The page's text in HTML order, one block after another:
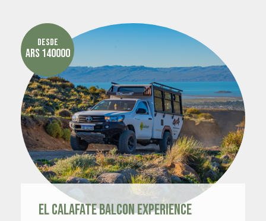
Desde
ARS 140000
EL CALAFATE BALCON EXPERIENCE